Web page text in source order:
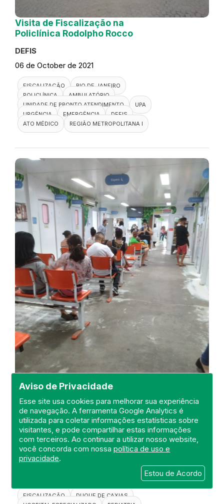
Aviso de Privacidade
Esse site usa cookies para melhorar sua experiência
de navegação. A ferramenta Google Analytics é
utilizada para coletar informações estatísticas sobre
visitantes, e pode compartilhar estas informações
com terceiros. Ao continuar a utilizar nosso website,
você concorda com nossapolítica de uso e
privacidade.
Estou de Acordo
Visita de Fiscalização na
Policlínica Rodolpho Rocco
DEFIS
06 de October de 2021
FISCALIZAÇÃO
RIO DE JANEIRO
POLICLÍNICA
AMBULATÓRIO
UNIDADE DE PRONTO ATENDIMENTO
UPA
URGÊNCIA
EMERGÊNCIA
DEFIS
ATO MÉDICO
REGIÃO METROPOLITANA I
Visita de Fiscalização na Unidade
de Pronto Atendimento -UPA
Infantil Walter Garcia Borges
DEFIS
FISCALIZAÇÃO
DUQUE DE CAXIAS